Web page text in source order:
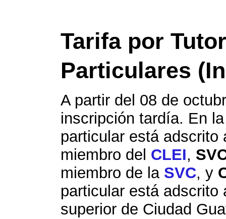
Tarifa por
Particulares
A partir del 08 de
inscripción tardía. En
particular está
miembro del CLEI,
miembro de la SVC, y
particular está adscrito
superior de Ciudad